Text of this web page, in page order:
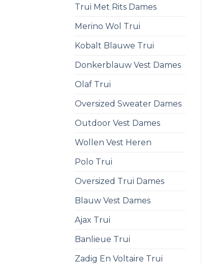
Trui Met Rits Dames
Merino Wol Trui
Kobalt Blauwe Trui
Donkerblauw Vest Dames
Olaf Trui
Oversized Sweater Dames
Outdoor Vest Dames
Wollen Vest Heren
Polo Trui
Oversized Trui Dames
Blauw Vest Dames
Ajax Trui
Banlieue Trui
Zadig En Voltaire Trui